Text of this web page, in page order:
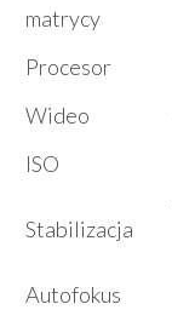
matrycy
Procesor
Wideo
ISO
Stabilizacja
Autofokus